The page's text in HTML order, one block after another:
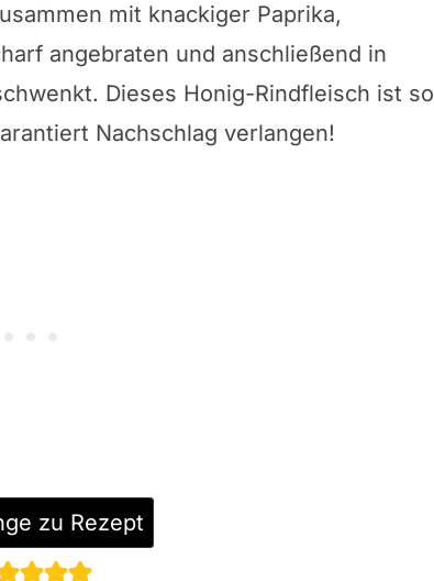
mit knackiger Paprika,
angebraten und anschließend in
Dieses Honig-Rindfleisch ist so
Nachschlag verlangen!
zu Rezept